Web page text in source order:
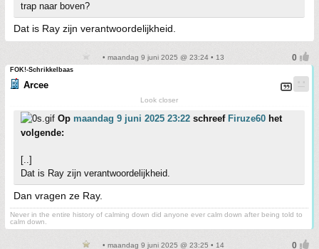
trap naar boven?
Dat is Ray zijn verantwoordelijkheid.
• maandag 9 juni 2025 @ 23:24 • 13
FOK!-Schrikkelbaas
Arcee
Look closer
Op maandag 9 juni 2025 23:22 schreef Firuze60 het
volgende:
[..]
Dat is Ray zijn verantwoordelijkheid.
Dan vragen ze Ray.
Never in the entire history of calming down did anyone ever calm down after being told to
calm down.
• maandag 9 juni 2025 @ 23:25 • 14